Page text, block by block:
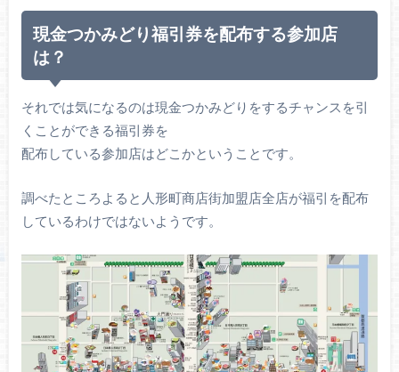
現金つかみどり福引券を配布する参加店
は？
それでは気になるのは現金つかみどりをするチャンスを引
くことができる福引券を
配布している参加店はどこかということです。
調べたところよると人形町商店街加盟店全店が福引を配布
しているわけではないようです。